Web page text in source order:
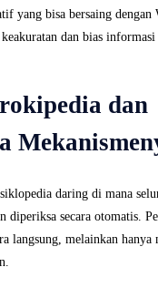
yang bisa bersaing dengan
dan bias
dan
daring di mana
diperiksa secara otomatis.
langsung, melainkan